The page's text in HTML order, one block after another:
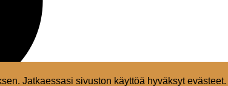
Jatkaessasi sivuston käyttöä hyväksyt evästeet.